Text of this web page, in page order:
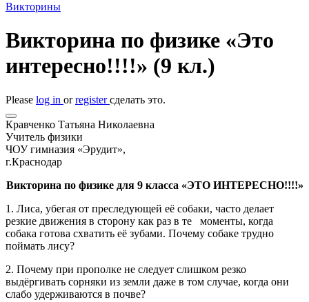
Викторины
Викторина по физике «Это
интересно!!!!» (9 кл.)
Please log in orregisterсделать это.
Кравченко Татьяна Николаевна
Учитель физики
ЧОУ гимназия «Эрудит»,
г.Краснодар
Викторина по физике для 9 класса «ЭТО ИНТЕРЕСНО!!!!»
1. Лиса, убегая от преследующей её собаки, часто делает
резкие движения в сторону как раз в те моменты, когда
собака готова схватить её зубами. Почему собаке трудно
поймать лису?
2. Почему при прополке не следует слишком резко
выдёргивать сорняки из земли даже в том случае, когда они
слабо удерживаются в почве?